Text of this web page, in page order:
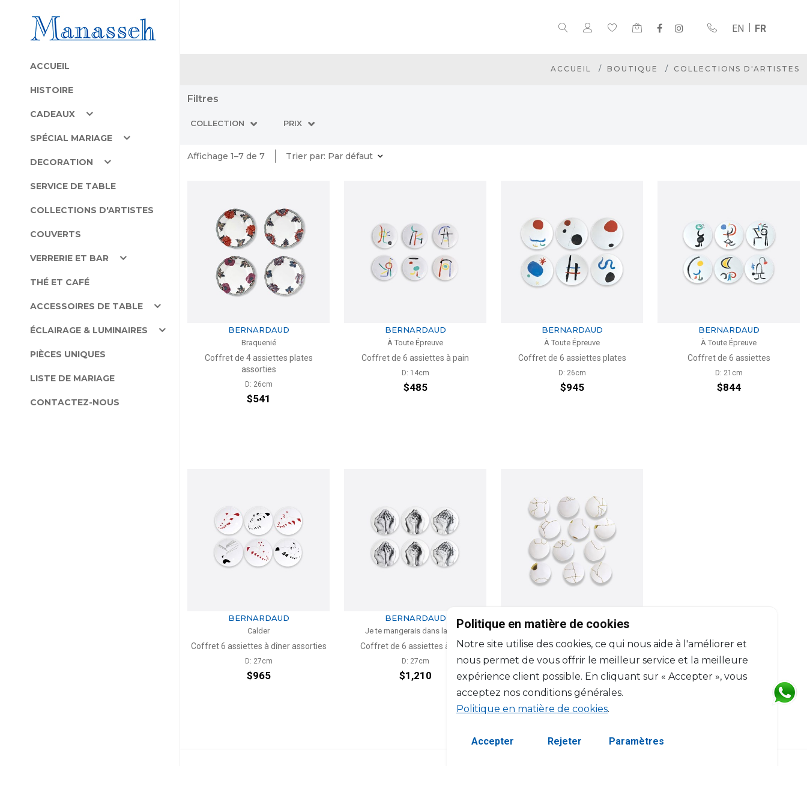
EN FR
ACCUEIL
HISTOIRE
CADEAUX
SPÉCIAL MARIAGE
DECORATION
SERVICE DE TABLE
COLLECTIONS D'ARTISTES
COUVERTS
VERRERIE ET BAR
THÉ ET CAFÉ
ACCESSOIRES DE TABLE
ÉCLAIRAGE & LUMINAIRES
PIÈCES UNIQUES
LISTE DE MARIAGE
CONTACTEZ-NOUS
ACCUEIL BOUTIQUE COLLECTIONS D'ARTISTES
Filtres
COLLECTION PRIX
Affichage 1–7 de 7 Trier par: Par défaut
BERNARDAUD
Braquenié
Coffret de 4 assiettes plates
assorties
D: 26cm
$541
BERNARDAUD
À Toute Épreuve
Coffret de 6 assiettes à pain
D: 14cm
$485
BERNARDAUD
À Toute Épreuve
Coffret de 6 assiettes plates
D: 26cm
$945
BERNARDAUD
À Toute Épreuve
Coffret de 6 assiettes
D: 21cm
$844
BERNARDAUD
Calder
Coffret 6 assiettes à dîner assorties
D: 27cm
$965
BERNARDAUD
Je te mangerais dans la main
Coffret de 6 assiettes à dîner
D: 27cm
$1,210
BERNARDAUD
Kintsugi - Sarkis
Coffret de 12 assiettes à dîner
assorties
D: 27cm
$4,620
Politique en matière de cookies
Notre site utilise des cookies, ce qui nous aide à l'améliorer et
nous permet de vous offrir le meilleur service et la meilleure
expérience client possible. En cliquant sur « Accepter », vous
acceptez nos conditions générales.
Politique en matière de cookies.
Accepter Rejeter Paramètres